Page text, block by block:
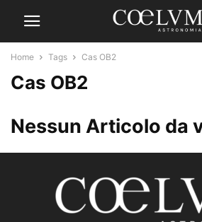
Home Tags Cas OB2
Cas OB2
Nessun Articolo da